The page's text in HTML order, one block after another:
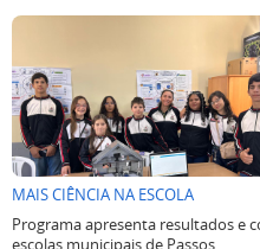
MAIS CIÊNCIA NA ESCOLA
Programa apresenta resultados e